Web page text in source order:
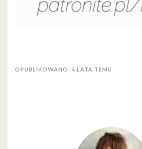
OPUBLIKOWANO: 4 LATA TEMU